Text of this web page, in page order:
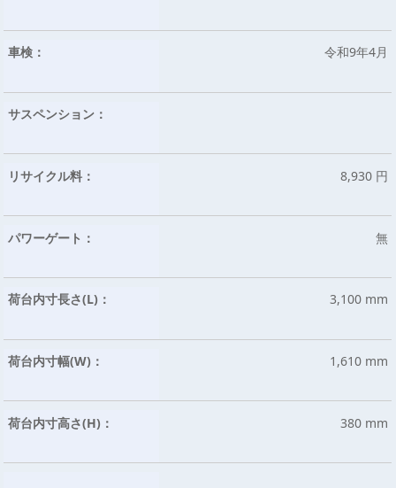
車検： 令和9年4月
サスペンション：
リサイクル料： 8,930 円
パワーゲート： 無
荷台内寸長さ(L)： 3,100 mm
荷台内寸幅(W)： 1,610 mm
荷台内寸高さ(H)： 380 mm